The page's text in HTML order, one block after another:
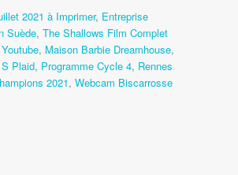
2021 à Imprimer, Entreprise
Suède, The Shallows Film Complet
, Maison Barbie Dreamhouse,
Plaid, Programme Cycle 4, Rennes
2021, Webcam Biscarrosse